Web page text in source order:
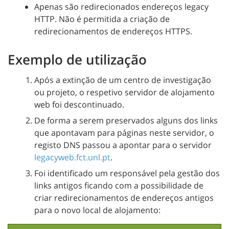
Apenas são redirecionados endereços legacy
HTTP. Não é permitida a criação de
redirecionamentos de endereços HTTPS.
Exemplo de utilização
Após a extinção de um centro de investigação
ou projeto, o respetivo servidor de alojamento
web foi descontinuado.
De forma a serem preservados alguns dos links
que apontavam para páginas neste servidor, o
registo DNS passou a apontar para o servidor
legacyweb.fct.unl.pt.
Foi identificado um responsável pela gestão dos
links antigos ficando com a possibilidade de
criar redirecionamentos de endereços antigos
para o novo local de alojamento: